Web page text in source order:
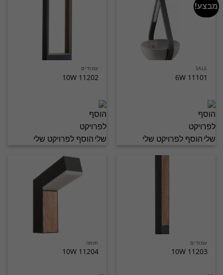
מבצע!
SALE
11101 6W
הוסף לפרויקט שלי
עמודים
11202 10W
הוסף לפרויקט שלי
עמודים
11203 10W
חומה
11204 10W